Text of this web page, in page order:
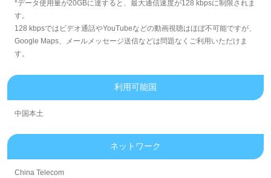
*データ使用量が20GBに達すると、最大通信速度が128 kbpsに制限されま
す。
128 kbpsではビデオ通話やYouTubeなどの動画視聴はほぼ不可能ですが、
Google Maps、メールメッセージ送信などは問題なくご利用いただけま
す。
利用可能国
中国本土
ネットワーク
China Telecom